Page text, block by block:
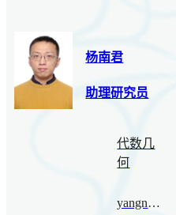
杨南君
助理研究员
代数几
何
yangnanjun@bimsa.cn